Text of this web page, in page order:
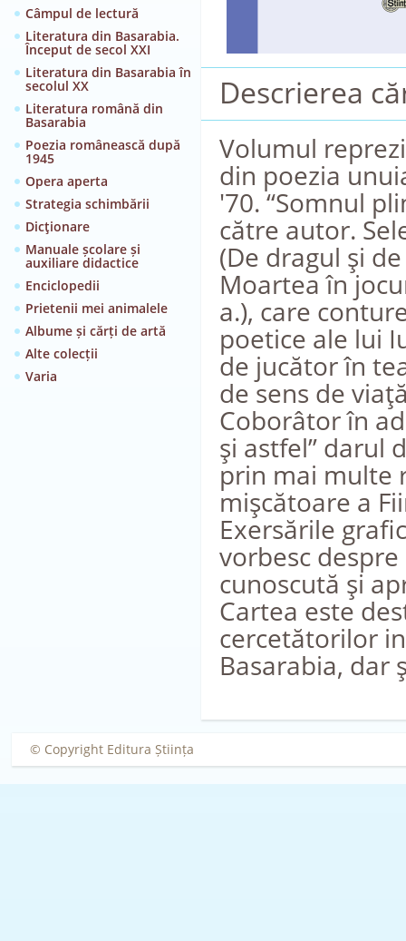
Câmpul de lectură
Literatura din Basarabia.
Început de secol XXI
Literatura din Basarabia în
secolul XX
Literatura română din
Basarabia
Poezia românească după
1945
Opera aperta
Strategia schimbării
Dicţionare
Manuale școlare și
auxiliare didactice
Enciclopedii
Prietenii mei animalele
Albume și cărți de artă
Alte colecții
Varia
Descrierea
Volumul
din poezia
'70. “Somnul
către autor.
(De dragul şi
Moartea în
a.), care
poetice ale lui
de jucător în
de sens de
Coborâtor în
şi astfel” darul
prin mai multe
mişcătoare a
Exersările
vorbesc
cunoscută şi
Cartea este
cercetătorilor
Basarabia, dar
© Copyright Editura Știința